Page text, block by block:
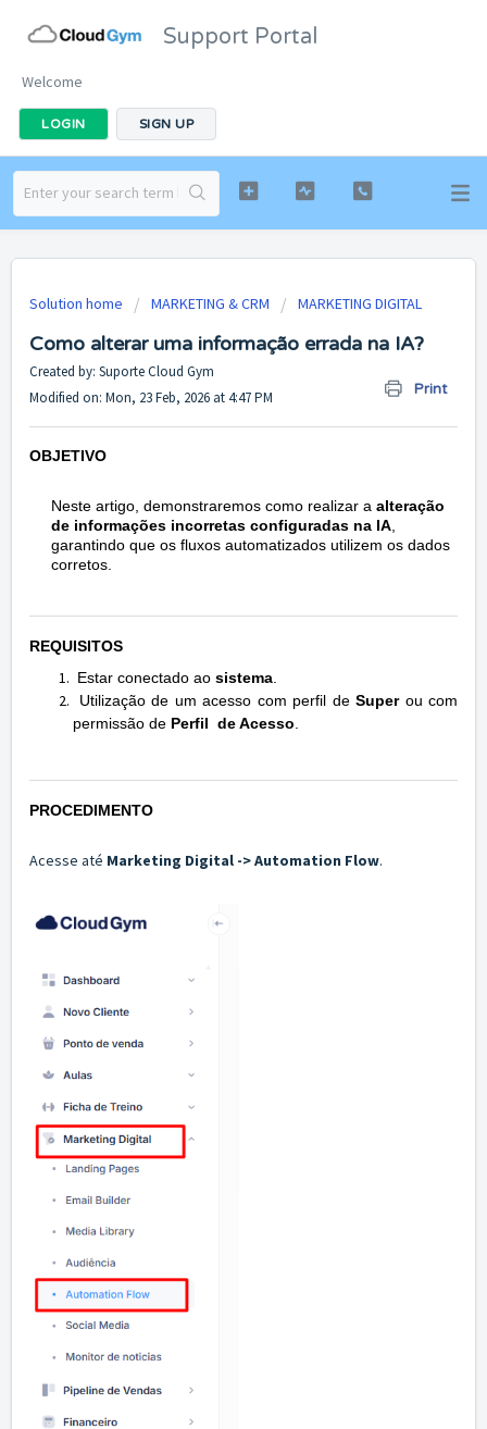
Support Portal
Welcome
LOGIN SIGN UP
Solution home MARKETING & CRM MARKETING DIGITAL
Como alterar uma informação errada na IA?
Print
Created by: Suporte Cloud Gym
Modified on: Mon, 23 Feb, 2026 at 4:47 PM
OBJETIVO
Neste artigo, demonstraremos como realizar a alteração
de informações incorretas configuradas na IA,
garantindo que os fluxos automatizados utilizem os dados
corretos.
REQUISITOS
Estar conectado ao sistema
Utilização de um acesso com perfil de Superou com
permissão de Perfil de Acesso
PROCEDIMENTO
Acesse até Marketing Digital -> Automation Flow.